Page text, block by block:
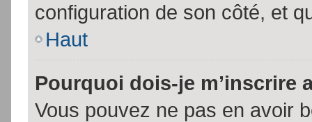
configuration de son côté, et
Haut
Pourquoi dois-je m’inscrire
Vous pouvez ne pas en avoir